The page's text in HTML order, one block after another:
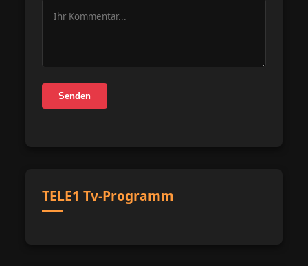
Senden
TELE1 Tv-Programm